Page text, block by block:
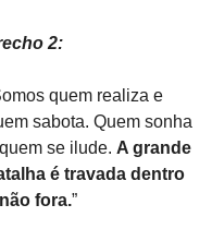
2:
quem realiza e
sabota. Quem sonha
se ilude. A grande
é travada dentro
fora.”